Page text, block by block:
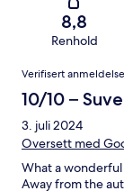
8,8
Renhold
Verifisert anmeldelse
10/10 –
3. juli 2024
Oversett med
What a
Away from the